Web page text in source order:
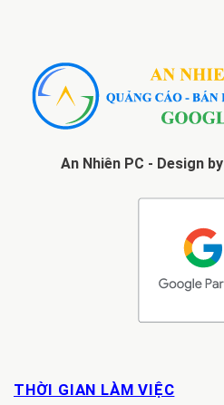
An Nhiên PC - Design by
THỜI GIAN LÀM VIỆC